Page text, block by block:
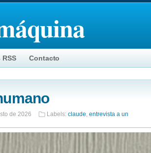
Contacto
de 2026 Labels: claude, entrevista a un